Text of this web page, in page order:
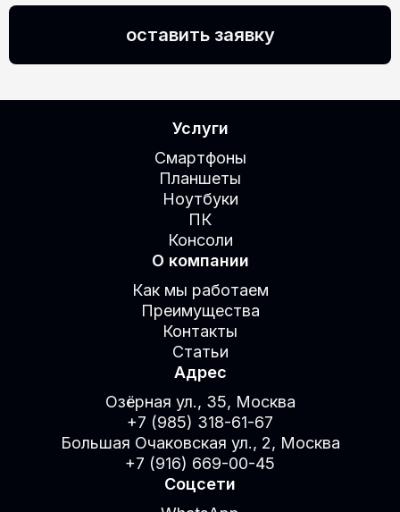
оставить заявку
Услуги
Смартфоны
Планшеты
Ноутбуки
ПК
Консоли
О компании
Как мы работаем
Преимущества
Контакты
Статьи
Адрес
Озёрная ул., 35, Москва
+7 (985) 318-61-67
Большая Очаковская ул., 2, Москва
+7 (916) 669-00-45
Соцсети